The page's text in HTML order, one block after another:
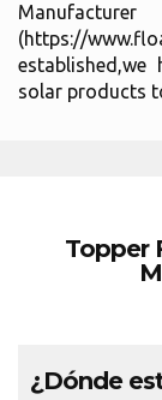
(https://
solar products
Topper
¿Dónde